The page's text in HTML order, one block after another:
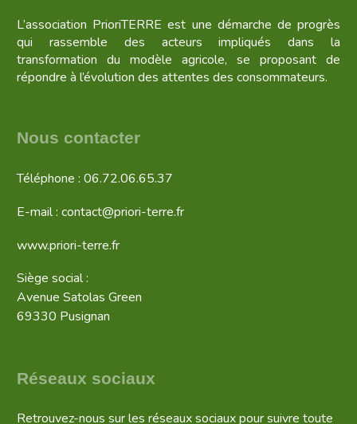
L’association PrioriTERRE est une démarche de progrès
qui rassemble des acteurs impliqués dans la
transformation du modèle agricole, se proposant de
répondre à l’évolution des attentes des consommateurs.
Nous contacter
Téléphone : 06.72.06.65.37
E-mail : contact@priori-terre.fr
www.priori-terre.fr
Siège social :
Avenue Satolas Green
69330 Pusignan
Réseaux sociaux
Retrouvez-nous sur les réseaux sociaux pour suivre toute